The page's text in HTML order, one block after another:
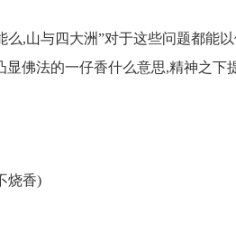
么,山与四大洲”对于这些问题都能
佛法的一仔香什么意思,精神之下
烧香)